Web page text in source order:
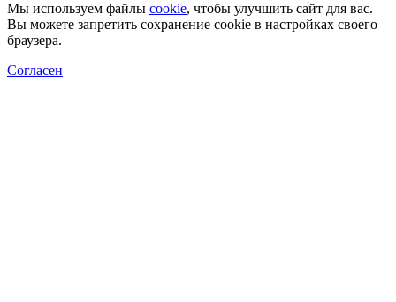
Мы используем файлы cookie, чтобы улучшить сайт для вас.
Вы можете запретить сохранение cookie в настройках своего
браузера.
Согласен